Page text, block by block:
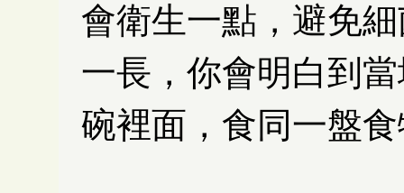
會衛生一點，避免
一長，你會明白到
碗裡面，食同一盤